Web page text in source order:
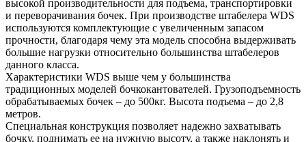
высокой производительности для подъема, транспортировки
и переворачивания бочек. При производстве штабелера WDS
используются комплектующие с увеличенным запасом
прочности, благодаря чему эта модель способна выдерживать
большие нагрузки относительно большинства штабелеров
данного класса.
Характеристики WDS выше чем у большинства
традиционных моделей бочкокантователей. Грузоподъемность
обрабатываемых бочек – до 500кг. Высота подъема – до 2,8
метров.
Специальная конструкция позволяет надежно захватывать
бочку, поднимать ее на нужную высоту, а также наклонять и